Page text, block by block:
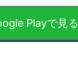
Playで見る